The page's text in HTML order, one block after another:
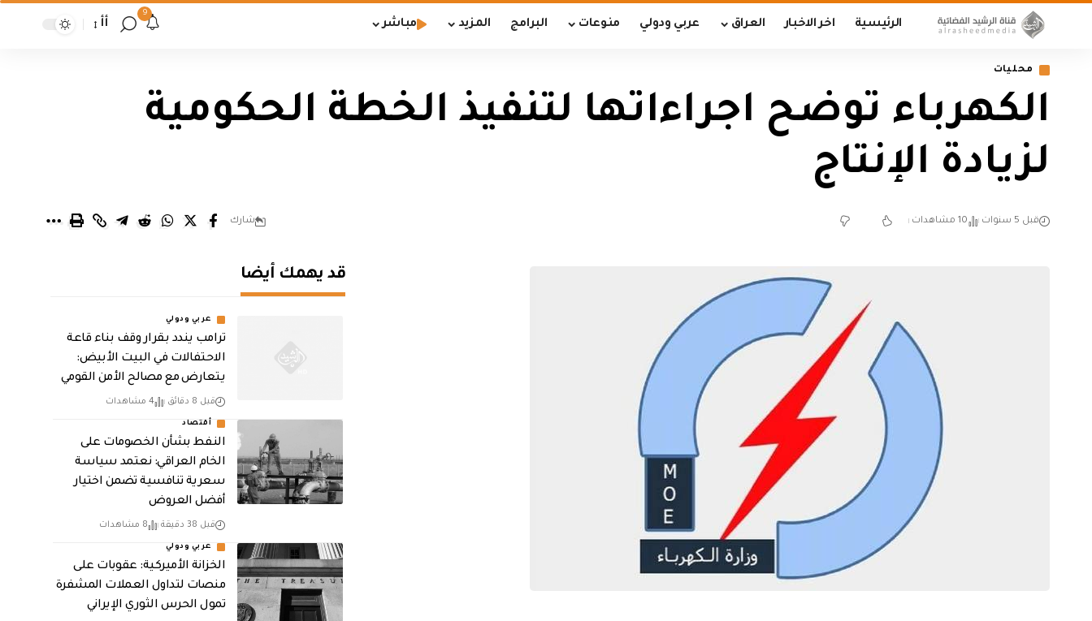
الرئيسية اخر الاخبار العراق عربي ودولي منوعات البرامج المزيد مباشر
9
أأ
محليات
الكهرباء توضح اجراءاتها لتنفيذ الخطة الحكومية
لزيادة الإنتاج
قبل 5 سنوات 10 مشاهدات شارك
قد يهمك أيضا
عربي ودولي
ترامب يندد بقرار وقف بناء قاعة
الاحتفالات في البيت الأبيض:
يتعارض مع مصالح الأمن القومي
قبل 8 دقائق 4 مشاهدات
أقتصاد
النفط بشأن الخصومات على
الخام العراقي: نعتمد سياسة
سعرية تنافسية تضمن اختيار
أفضل العروض
قبل 38 دقيقة 8 مشاهدات
عربي ودولي
الخزانة الأميركية: عقوبات على
منصات لتداول العملات المشفرة
تمول الحرس الثوري الإيراني